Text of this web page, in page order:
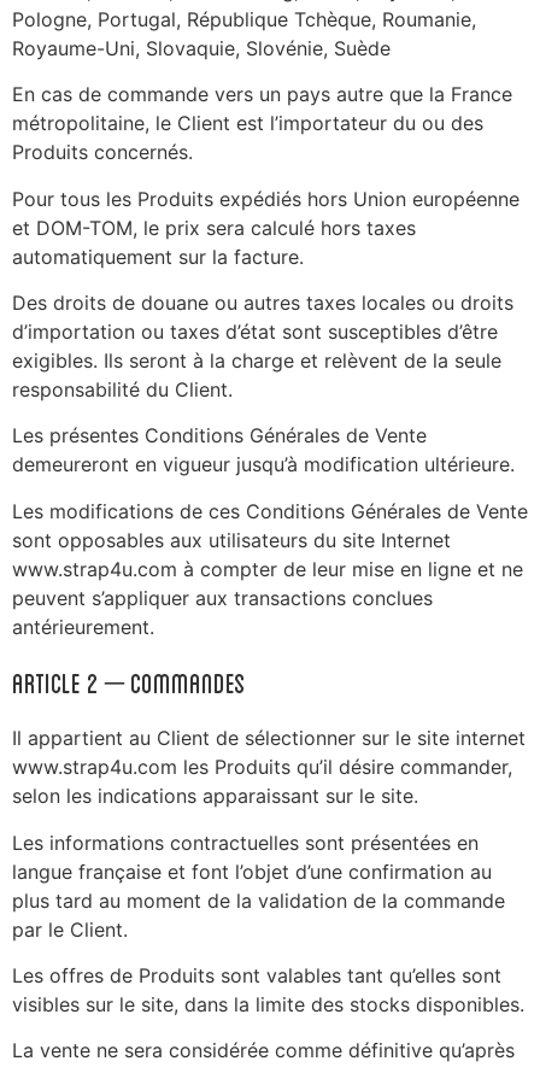
Pologne, Portugal, République Tchèque, Roumanie,
Royaume-Uni, Slovaquie, Slovénie, Suède
En cas de commande vers un pays autre que la France
métropolitaine, le Client est l’importateur du ou des
Produits concernés.
Pour tous les Produits expédiés hors Union européenne
et DOM-TOM, le prix sera calculé hors taxes
automatiquement sur la facture.
Des droits de douane ou autres taxes locales ou droits
d’importation ou taxes d’état sont susceptibles d’être
exigibles. Ils seront à la charge et relèvent de la seule
responsabilité du Client.
Les présentes Conditions Générales de Vente
demeureront en vigueur jusqu’à modification ultérieure.
Les modifications de ces Conditions Générales de Vente
sont opposables aux utilisateurs du site Internet
www.strap4u.com à compter de leur mise en ligne et ne
peuvent s’appliquer aux transactions conclues
antérieurement.
ARTICLE 2 – Commandes
Il appartient au Client de sélectionner sur le site internet
www.strap4u.com les Produits qu’il désire commander,
selon les indications apparaissant sur le site.
Les informations contractuelles sont présentées en
langue française et font l’objet d’une confirmation au
plus tard au moment de la validation de la commande
par le Client.
Les offres de Produits sont valables tant qu’elles sont
visibles sur le site, dans la limite des stocks disponibles.
La vente ne sera considérée comme définitive qu’après